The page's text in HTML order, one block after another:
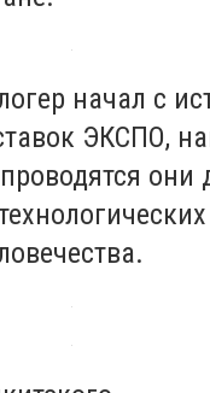
начал с
ЭКСПО,
они